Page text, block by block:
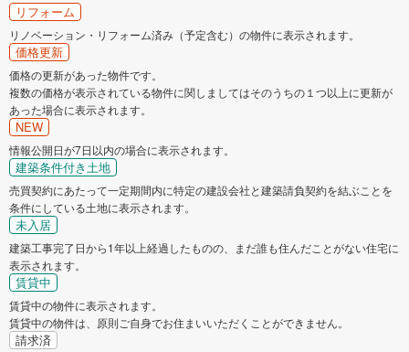
リフォーム
リノベーション・リフォーム済み（予定含む）の物件に表示されます。
価格更新
価格の更新があった物件です。
複数の価格が表示されている物件に関しましてはそのうちの１つ以上に更新が
あった場合に表示されます。
NEW
情報公開日が7日以内の場合に表示されます。
建築条件付き土地
売買契約にあたって一定期間内に特定の建設会社と建築請負契約を結ぶことを
条件にしている土地に表示されます。
未入居
建築工事完了日から1年以上経過したものの、まだ誰も住んだことがない住宅に
表示されます。
賃貸中
賃貸中の物件に表示されます。
賃貸中の物件は、原則ご自身でお住まいいただくことができません。
請求済